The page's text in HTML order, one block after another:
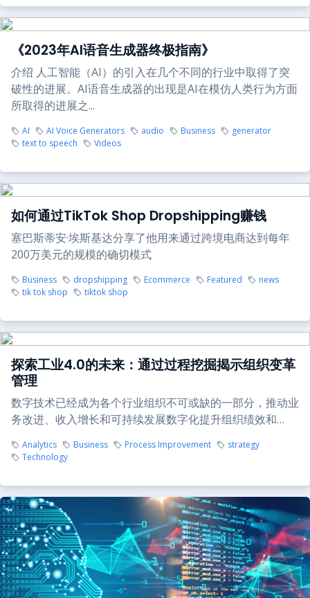
《2023年AI语音生成器终极指南》
介绍 人工智能（AI）的引入在几个不同的行业中取得了突
破性的进展。AI语音生成器的出现是AI在模仿人类行为方面
所取得的进展之...
AI AI Voice Generators audio Business
generator
text to speech
Videos
如何通过TikTok Shop Dropshipping赚钱
塞巴斯蒂安·埃斯基达分享了他用来通过跨境电商达到每年
200万美元的规模的确切模式
Business dropshipping Ecommerce Featured
news
tik tok shop
tiktok shop
探索工业4.0的未来：通过过程挖掘揭示组织变革
管理
数字技术已经成为各个行业组织不可或缺的一部分，推动业
务改进、收入增长和可持续发展数字化提升组织绩效和…
Analytics Business Process Improvement
strategy
Technology